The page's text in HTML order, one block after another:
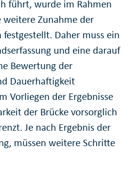
führt, wurde im Rahmen
Zunahme der
Daher muss ein
und eine darauf
Bewertung der
Dauerhaftigkeit
Vorliegen der Ergebnisse
der Brücke vorsorglich
Je nach Ergebnis der
müssen weitere Schritte